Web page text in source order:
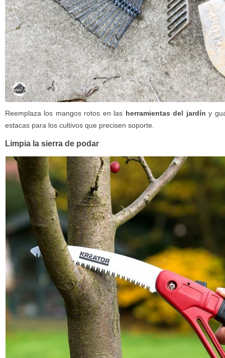
Reemplaza los mangos rotos en las herramientas del jardíny
estacas para los cultivos que precisen soporte.
Limpia la sierra de podar